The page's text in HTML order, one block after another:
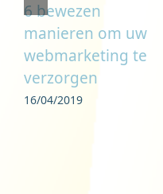
6 bewezen
manieren om uw
webmarketing te
verzorgen
16/04/2019